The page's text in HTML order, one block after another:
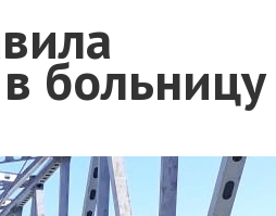
больницу